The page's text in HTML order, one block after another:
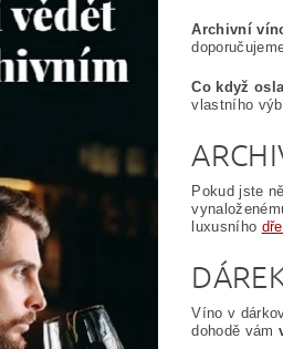
Archivní
Co když
vlastního
Pokud jste
luxusního
Víno v
dohodě vám